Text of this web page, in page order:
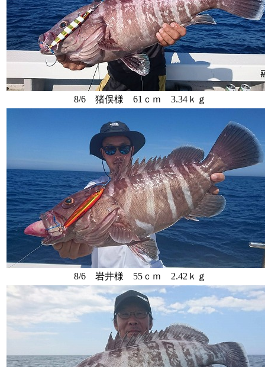
8/6 猪俣様 61ｃｍ 3.34ｋｇ
8/6 岩井様 55ｃｍ 2.42ｋｇ